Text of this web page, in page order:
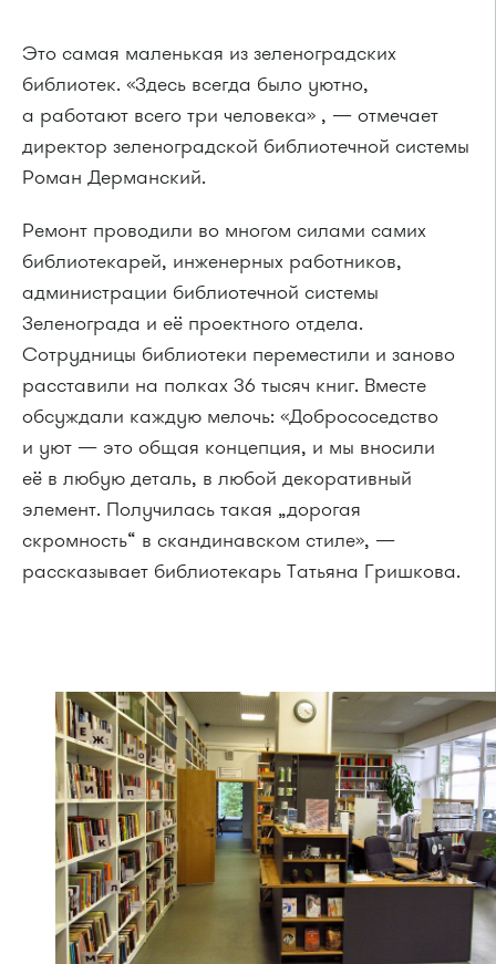
Это самая маленькая из зеленоградских
библиотек. «Здесь всегда было уютно,
а работают всего три человека» , — отмечает
директор зеленоградской библиотечной системы
Роман Дерманский.
Ремонт проводили во многом силами самих
библиотекарей, инженерных работников,
администрации библиотечной системы
Зеленограда и её проектного отдела.
Сотрудницы библиотеки переместили и заново
расставили на полках 36 тысяч книг. Вместе
обсуждали каждую мелочь: «Добрососедство
и уют — это общая концепция, и мы вносили
её в любую деталь, в любой декоративный
элемент. Получилась такая „дорогая
скромность“ в скандинавском стиле», —
рассказывает библиотекарь Татьяна Гришкова.